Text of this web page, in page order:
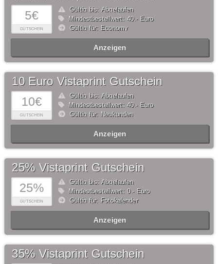
5€
GUTSCHEIN
Gültig bis: Abgelaufen
Mindestbestellwert: 40,- Euro
Gültig für: Economy
Anzeigen
10€
GUTSCHEIN
10 Euro Vistaprint Gutschein
Gültig bis: Abgelaufen
Mindestbestellwert: 40,- Euro
Gültig für: Neukunden
Anzeigen
25%
GUTSCHEIN
25% Vistaprint Gutschein
Gültig bis: Abgelaufen
Mindestbestellwert: 0,- Euro
Gültig für: Fotokalender
Anzeigen
35% Vistaprint Gutschein